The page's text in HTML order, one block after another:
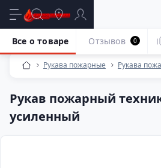
Рукава пожарные Рукава
Рукав пожарный
усиленный
Все о товаре Отзывов 0